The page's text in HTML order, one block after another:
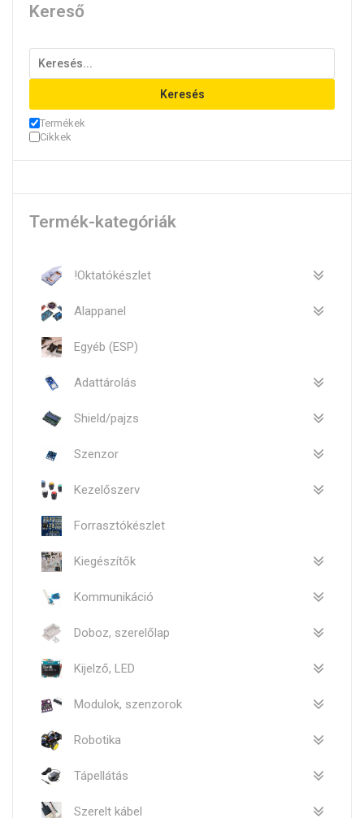
Kereső
Keresés
Termékek
Cikkek
Termék-kategóriák
!Oktatókészlet
Alappanel
Egyéb (ESP)
Adattárolás
Shield/pajzs
Szenzor
Kezelőszerv
Forrasztókészlet
Kiegészítők
Kommunikáció
Doboz, szerelőlap
Kijelző, LED
Modulok, szenzorok
Robotika
Tápellátás
Szerelt kábel